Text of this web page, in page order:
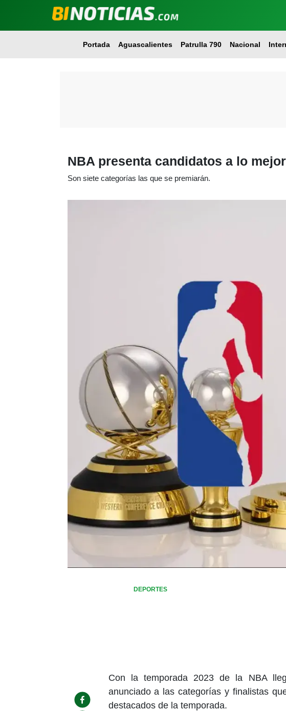
Portada Aguascalientes Patrulla 790 Nacional
NBA presenta candidatos a lo
Son siete categorías las que se premiarán.
DEPORTES
Con la temporada 2023 de la NBA
anunciado a las categorías y finalistas
destacados de la temporada.